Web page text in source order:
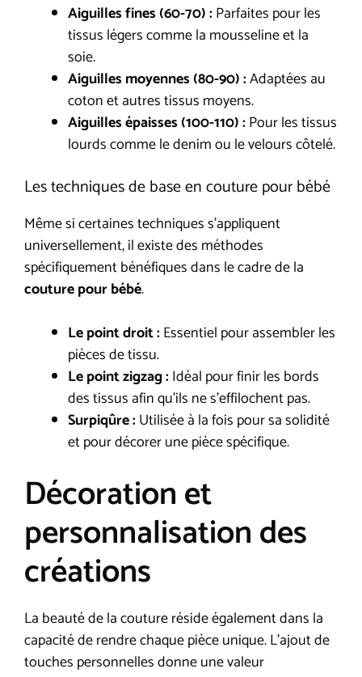
Aiguilles fines (60-70) :Parfaites pour les
tissus légers comme la mousseline et la
soie.
Aiguilles moyennes (80-90) :Adaptées au
coton et autres tissus moyens.
Aiguilles épaisses (100-110) :Pour les tissus
lourds comme le denim ou le velours côtelé.
Les techniques de base en couture pour bébé
Même si certaines techniques s’appliquent
universellement, il existe des méthodes
spécifiquement bénéfiques dans le cadre de la
couture pour bébé.
Le point droit :Essentiel pour assembler les
pièces de tissu.
Le point zigzag :Idéal pour finir les bords
des tissus afin qu’ils ne s’effilochent pas.
Surpiqûre :Utilisée à la fois pour sa solidité
et pour décorer une pièce spécifique.
Décoration et
personnalisation des
créations
La beauté de la couture réside également dans la
capacité de rendre chaque pièce unique. L’ajout de
touches personnelles donne une valeur